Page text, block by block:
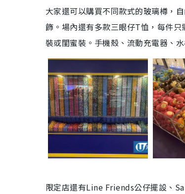
大家還可以購買不同款式的玻璃樽，
飾。場內還有多款三眼仔T恤，每件
裝或閨蜜裝。手機殼、流動充電器、
限定店還有Line Friends公仔擺設、